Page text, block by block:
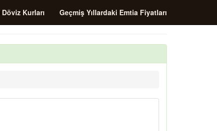
Döviz Kurları Geçmiş Yıllardaki Emtia Fiyatları